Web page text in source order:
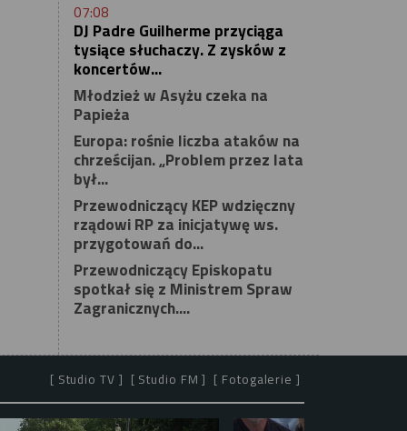
07:08
DJ Padre Guilherme przyciąga
tysiące słuchaczy. Z zysków z
koncertów...
Młodzież w Asyżu czeka na
Papieża
Europa: rośnie liczba ataków na
chrześcijan. „Problem przez lata
był...
Przewodniczący KEP wdzięczny
rządowi RP za inicjatywę ws.
przygotowań do...
Przewodniczący Episkopatu
spotkał się z Ministrem Spraw
Zagranicznych....
[ Studio TV ] [ Studio FM ] [ Fotogalerie ]